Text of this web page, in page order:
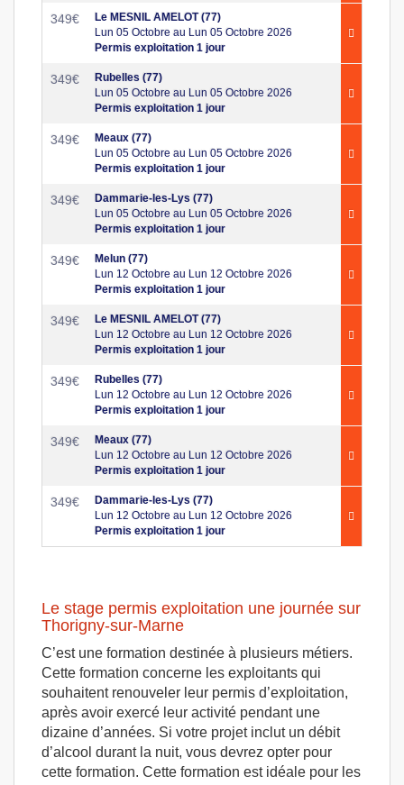
349€
Le MESNIL AMELOT (77)
Lun 05 Octobre au Lun 05 Octobre 2026
Permis exploitation 1 jour
349€
Rubelles (77)
Lun 05 Octobre au Lun 05 Octobre 2026
Permis exploitation 1 jour
349€
Meaux (77)
Lun 05 Octobre au Lun 05 Octobre 2026
Permis exploitation 1 jour
349€
Dammarie-les-Lys (77)
Lun 05 Octobre au Lun 05 Octobre 2026
Permis exploitation 1 jour
349€
Melun (77)
Lun 12 Octobre au Lun 12 Octobre 2026
Permis exploitation 1 jour
349€
Le MESNIL AMELOT (77)
Lun 12 Octobre au Lun 12 Octobre 2026
Permis exploitation 1 jour
349€
Rubelles (77)
Lun 12 Octobre au Lun 12 Octobre 2026
Permis exploitation 1 jour
349€
Meaux (77)
Lun 12 Octobre au Lun 12 Octobre 2026
Permis exploitation 1 jour
349€
Dammarie-les-Lys (77)
Lun 12 Octobre au Lun 12 Octobre 2026
Permis exploitation 1 jour
Le stage permis exploitation une journée sur
Thorigny-sur-Marne
C’est une formation destinée à plusieurs métiers.
Cette formation concerne les exploitants qui
souhaitent renouveler leur permis d’exploitation,
après avoir exercé leur activité pendant une
dizaine d’années. Si votre projet inclut un débit
d’alcool durant la nuit, vous devrez opter pour
cette formation. Cette formation est idéale pour les